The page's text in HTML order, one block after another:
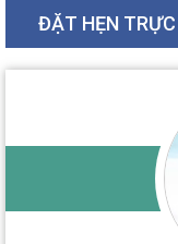
ĐẶT HẸN